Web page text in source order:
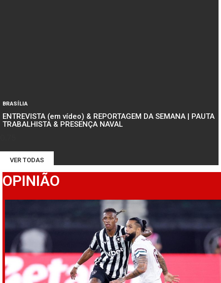
BRASÍLIA
ENTREVISTA (em vídeo) & REPORTAGEM DA SEMANA | PAUTA
TRABALHISTA & PRESENÇA NAVAL
VER TODAS
OPINIÃO